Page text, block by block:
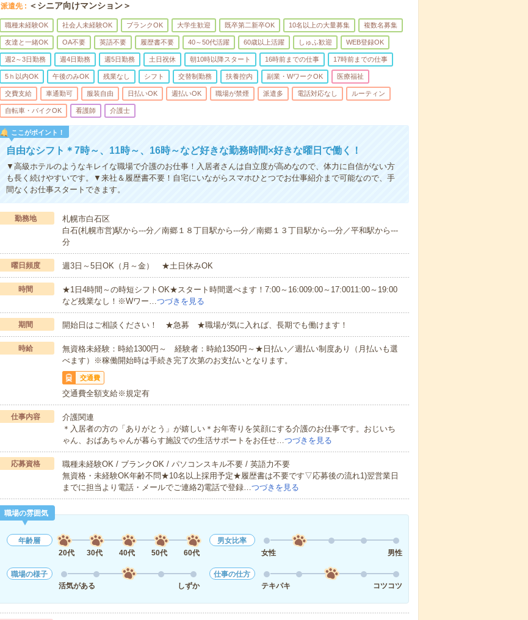
派遣先 ＜シニア向けマンション＞
職種未経験OK 社会人未経験OK ブランクOK 大学生歓迎 既卒第二新卒OK 10名以上の大量募集 複数名募集
友達と一緒OK OA不要 英語不要 履歴書不要 40～50代活躍 60歳以上活躍 しゅふ歓迎 WEB登録OK
週2～3日勤務 週4日勤務 週5日勤務 土日祝休 朝10時以降スタート 16時前までの仕事 17時前までの仕事
5ｈ以内OK 午後のみOK 残業なし シフト 交替制勤務 扶養控内 副業・WワークOK 医療福祉
交費支給 車通勤可 服装自由 日払いOK 週払いOK 職場が禁煙 派遣多 電話対応なし ルーティン
自転車・バイクOK 看護師 介護士
ここがポイント！
自由なシフト＊7時～、11時～、16時～など好きな勤務時間×好きな曜日で働く！
▼高級ホテルのようなキレイな職場で介護のお仕事！入居者さんは自立度が高めなので、体力に自信がない方
も長く続けやすいです。▼来社＆履歴書不要！自宅にいながらスマホひとつでお仕事紹介まで可能なので、手
間なくお仕事スタートできます。
勤務地
札幌市白石区
白石(札幌市営)駅から---分／南郷１８丁目駅から---分／南郷１３丁目駅から---分／平和駅から---
分
曜日頻度 週3日～5日OK（月～金） ★土日休みOK
時間
★1日4時間～の時短シフトOK★スタート時間選べます！7:00～16:009:00～17:0011:00～19:00
など残業なし！※Wワー…つづきを見る
期間 開始日はご相談ください！ ★急募 ★職場が気に入れば、長期でも働けます！
時給
無資格未経験：時給1300円～ 経験者：時給1350円～★日払い／週払い制度あり（月払いも選
べます）※稼働開始時は手続き完了次第のお支払いとなります。
交通費
交通費全額支給※規定有
仕事内容
介護関連
＊入居者の方の「ありがとう」が嬉しい＊お年寄りを笑顔にする介護のお仕事です。おじいち
ゃん、おばあちゃんが暮らす施設での生活サポートをお任せ…つづきを見る
応募資格
職種未経験OK / ブランクOK / パソコンスキル不要 / 英語力不要
無資格・未経験OK年齢不問★10名以上採用予定★履歴書は不要です▽応募後の流れ1)翌営業日
までに担当より電話・メールでご連絡2)電話で登録…つづきを見る
職場の雰囲気
年齢層
20代
30代 40代 50代 60代
男女比率
女性
男性
職場の様子
活気がある
しずか
仕事の仕方
テキパキ
コツコツ